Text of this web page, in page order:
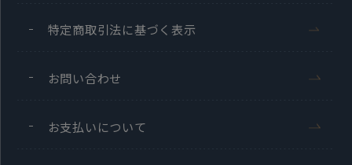
特定商取引法に基づく表示
お問い合わせ
お支払いについて